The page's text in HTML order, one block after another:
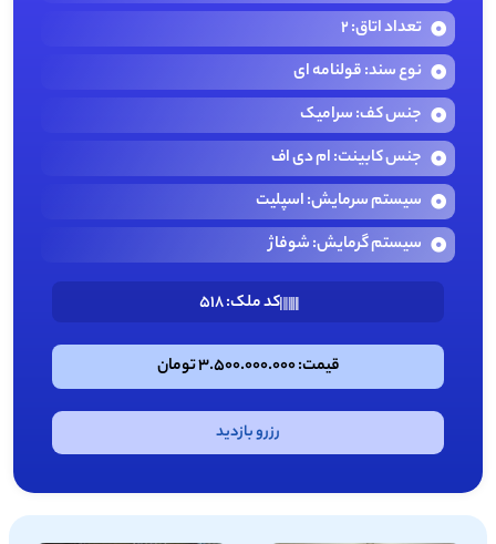
تعداد اتاق: 2
نوع سند: قولنامه ای
جنس کف: سرامیک
جنس کابینت: ام دی اف
سیستم سرمایش: اسپلیت
سیستم گرمایش: شوفاژ
کد ملک: 518
قیمت: 3.500.000.000 تومان
رزرو بازدید